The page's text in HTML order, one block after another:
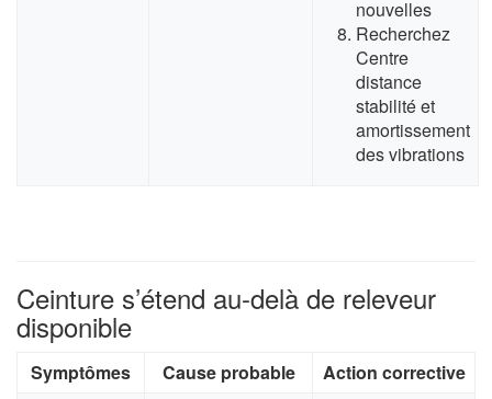
nouvelles
Recherchez
Centre
distance
stabilité et
amortissement
des vibrations
Ceinture s’étend au-delà de releveur
disponible
Symptômes Cause probable Action corrective